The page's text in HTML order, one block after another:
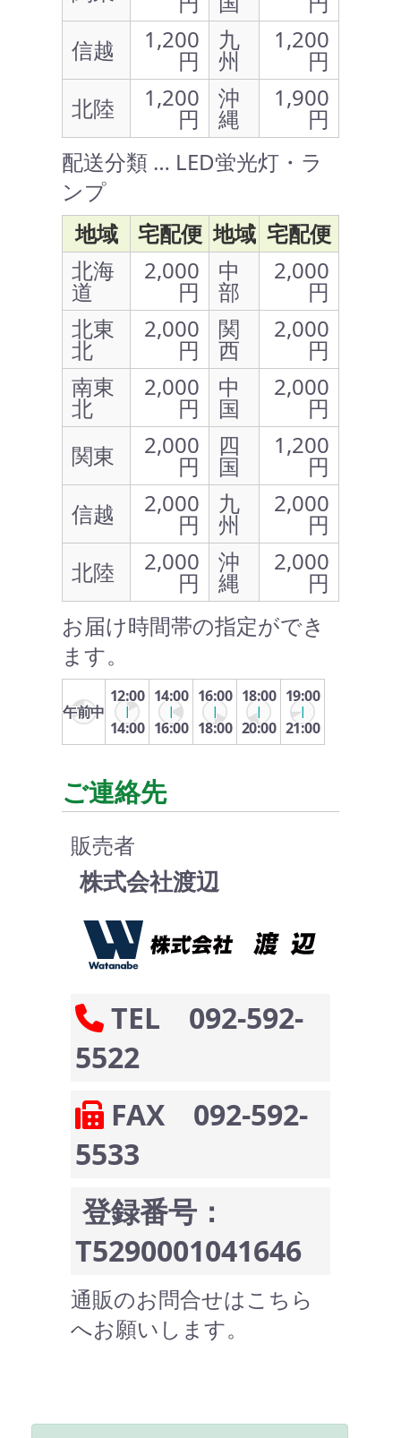
信越
1,200
円
九
州
1,200
円
北陸
1,200
円
沖
縄
1,900
円
配送分類 … LED蛍光灯・ラ
ンプ
地域
宅配便 地域 宅配便
北海
道
2,000
円
中
部
2,000
円
北東
北
2,000
円
関
西
2,000
円
南東
北
2,000
円
中
国
2,000
円
関東
2,000
円
四
国
1,200
円
信越
2,000
円
九
州
2,000
円
北陸
2,000
円
沖
縄
2,000
円
お届け時間帯の指定ができ
ます。
午前中
12:00
14:00
14:00
16:00
16:00
18:00
18:00
20:00
19:00
21:00
ご連絡先
販売者
株式会社渡辺
TEL 092-592-
5522
FAX 092-592-
5533
登録番号：
T5290001041646
通販のお問合せはこちら
へお願いします。